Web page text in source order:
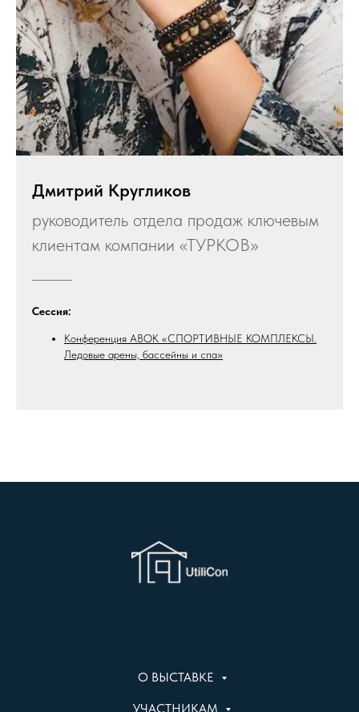
Дмитрий Кругликов
руководитель отдела продаж ключевым
клиентам компании «ТУРКОВ»
Сессия:
Конференция АВОК «СПОРТИВНЫЕ КОМПЛЕКСЫ.
Ледовые арены, бассейны и спа»
О ВЫСТАВКЕ
УЧАСТНИКАМ